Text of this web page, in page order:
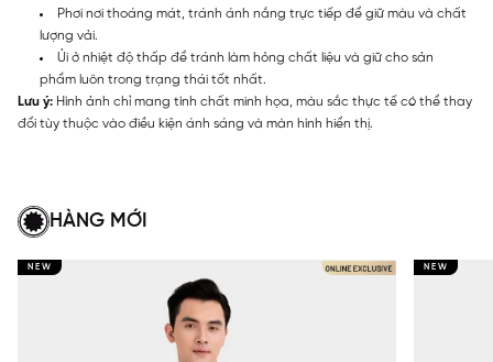
Phơi nơi thoáng mát, tránh ánh nắng trực tiếp để giữ màu và chất
lượng vải.
Ủi ở nhiệt độ thấp để tránh làm hỏng chất liệu và giữ cho sản
phẩm luôn trong trạng thái tốt nhất.
Lưu ý: Hình ảnh chỉ mang tính chất minh họa, màu sắc thực tế có thể thay
đổi tùy thuộc vào điều kiện ánh sáng và màn hình hiển thị.
HÀNG MỚI
NEW NEW